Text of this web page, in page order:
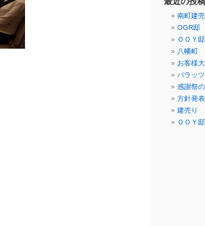
南町建
OGR邸
ＯＯＹ
八幡町
お客様
パラッ
感謝祭
方針発
建売り
ＯＯＹ